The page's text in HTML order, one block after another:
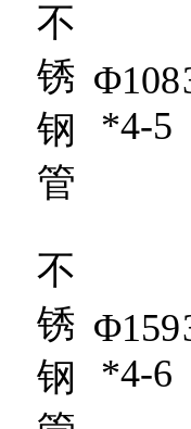
不
锈
钢
管
Φ108
*4-5
不
锈
钢
Φ159
*4-6